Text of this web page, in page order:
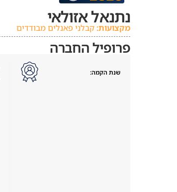
נתנאל אזולאי
מקצועות:קבלני פאנלים מבודדים
פרופיל החברה
שנת הקמה: